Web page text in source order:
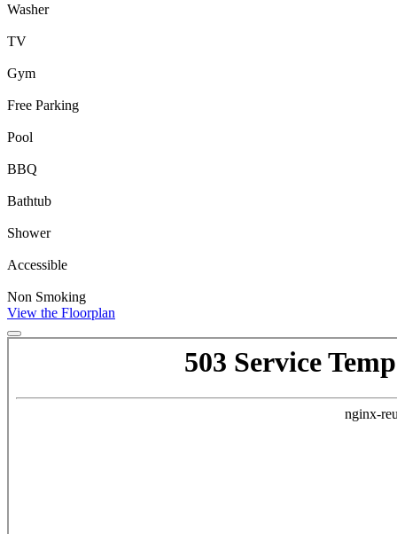
Washer
TV
Gym
Free Parking
Pool
BBQ
Bathtub
Shower
Accessible
Non Smoking
View the Floorplan